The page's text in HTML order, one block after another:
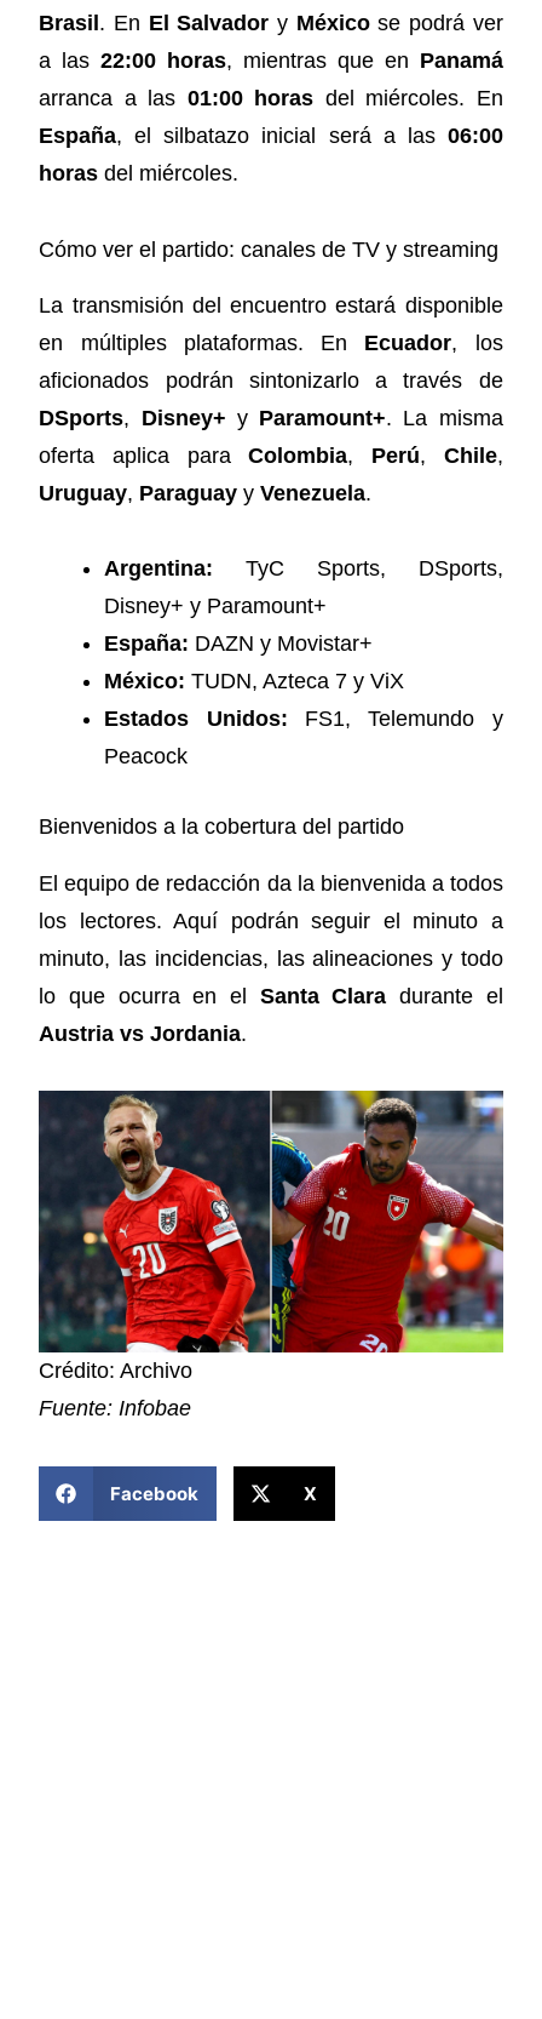
Brasil . En El Salvador y Méxicose podrá ver
a las22:00 horas, mientras que en Panamá
arranca a las 01:00 horas del miércoles. En
España, el silbatazo inicial será a las 06:00
horas del miércoles.
Cómo ver el partido: canales de TV y streaming
La transmisión del encuentro estará disponible
en múltiples plataformas. En Ecuador, los
aficionados podrán sintonizarlo a través de
DSports, Disney+ y Paramount+. La misma
oferta aplica paraColombia, Perú, Chile,
Uruguay, Paraguay yVenezuela.
Argentina: TyC Sports, DSports,
Disney+ y Paramount+
España: DAZN y Movistar+
México: TUDN, Azteca 7 y ViX
Estados Unidos: FS1, Telemundo y
Peacock
Bienvenidos a la cobertura del partido
El equipo de redacción da la bienvenida a todos
los lectores. Aquí podrán seguir el minuto a
minuto, las incidencias, las alineaciones y todo
lo que ocurra en el Santa Clara durante el
Austria vs Jordania.
Crédito: Archivo
Fuente: Infobae
Facebook X